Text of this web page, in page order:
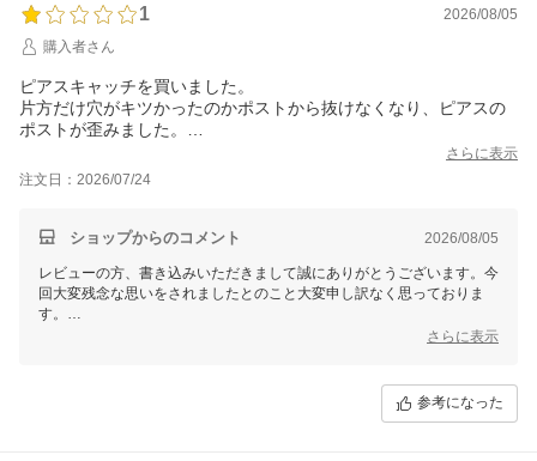
1
2026/08/05
購入者さん
ピアスキャッチを買いました。
片方だけ穴がキツかったのかポストから抜けなくなり、ピアスの
ポストが歪みました。
あまりにも抜けないので困ってしまい、頑張って引っこ抜きまし
たがキャッチ側が歪んでいました。
しょうか？キャッチの不良ではありませんか？
れ、他のピアスキャッチの穴を画鋲で整えたことなんかないわと
笑いました。
まず自社製品側に不備があったという点からの話ではなく、客側
は皆無です。高い買い物じゃなくてよかったですが、購入される
さらに表示
注文日：2026/07/24
ショップからのコメント 2026/08/05
レビューの方、書き込みいただきまして誠にありがとうございます。今
回大変残念な思いをされましたとのこと大変申し訳なく思っておりま
す。
先のメールにてお伝えさせていただきました通り、キャッチの現状態に
商品交換を承るよういたしますので、弊社まで商品をご返送いただけま
さらに表示
参考になった